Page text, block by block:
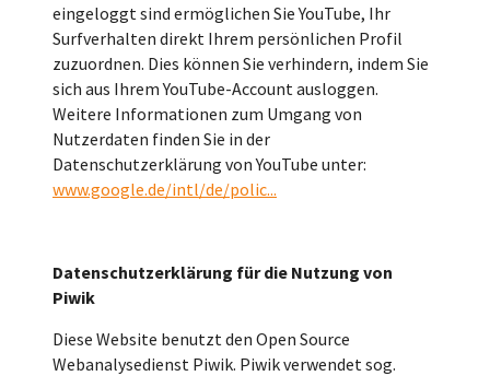
eingeloggt sind ermöglichen Sie YouTube, Ihr
Surfverhalten direkt Ihrem persönlichen Profil
zuzuordnen. Dies können Sie verhindern, indem Sie
sich aus Ihrem YouTube-Account ausloggen.
Weitere Informationen zum Umgang von
Nutzerdaten finden Sie in der
Datenschutzerklärung von YouTube unter:
www.google.de/intl/de/polic...
Datenschutzerklärung für die Nutzung von
Piwik
Diese Website benutzt den Open Source
Webanalysedienst Piwik. Piwik verwendet sog.